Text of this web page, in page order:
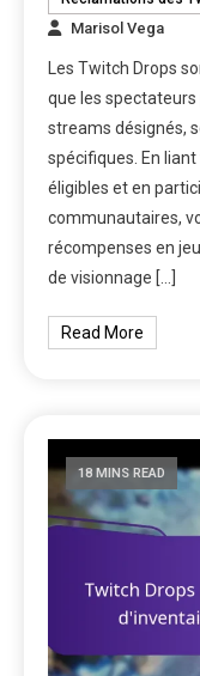
Marisol Vega
Les Twitch Drops
que les
streams désignés,
spécifiques. En
éligibles et en
communautaires,
récompenses en
de visionnage […]
Read More
18 MINS READ